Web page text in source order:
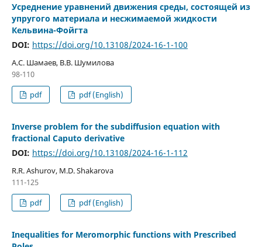
Усреднение уравнений движения среды, состоящей из
упругого материала и несжимаемой жидкости
Кельвина-Фойгта
DOI: https://doi.org/10.13108/2024-16-1-100
А.С. Шамаев, В.В. Шумилова
98-110
pdf
pdf (English)
Inverse problem for the subdiffusion equation with
fractional Caputo derivative
DOI: https://doi.org/10.13108/2024-16-1-112
R.R. Ashurov, M.D. Shakarova
111-125
pdf
pdf (English)
Inequalities for Meromorphic functions with Prescribed